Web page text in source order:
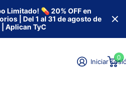
Limitado! 💊 20% OFF en
| Del 1 al 31 de agosto de
Aplican TyC
Iniciar
0